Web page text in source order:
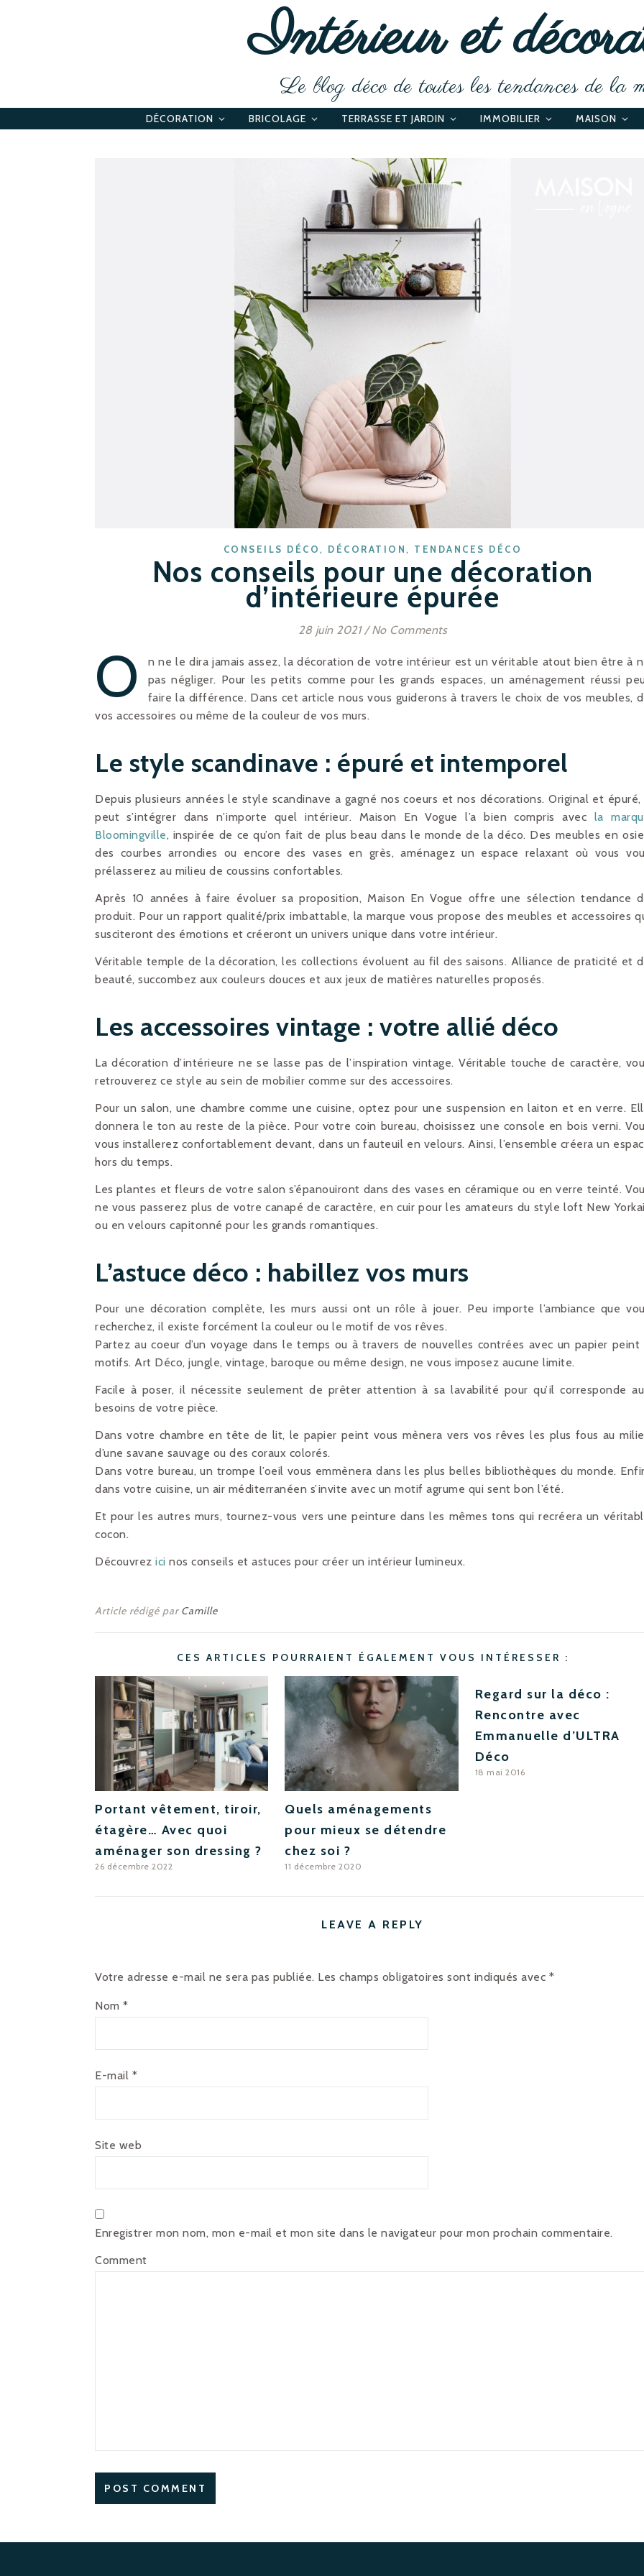
Intérieur et
Le blog déco de toutes les tendances de la
DÉCORATION BRICOLAGE TERRASSE ET JARDIN IMMOBILIER MAISON
CONSEILS DÉCO, DÉCORATION, TENDANCES DÉCO
Nos conseils pour une décoration
d’intérieure épurée
28 juin 2021 / No Comments
O
n ne le dira jamais assez, la décoration de votre intérieur est un véritable atout bien être à
pas négliger. Pour les petits comme pour les grands espaces, un aménagement réussi
faire la différence. Dans cet article nous vous guiderons à travers le choix de vos meubles,
vos accessoires ou même de la couleur de vos murs.
Le style scandinave : épuré et intemporel
Depuis plusieurs années le style scandinave a gagné nos coeurs et nos décorations. Original et
peut s’intégrer dans n’importe quel intérieur. Maison En Vogue l’a bien compris avec la
Bloomingville, inspirée de ce qu’on fait de plus beau dans le monde de la déco. Des meubles en
des courbes arrondies ou encore des vases en grès, aménagez un espace relaxant où vous
prélasserez au milieu de coussins confortables.
Après 10 années à faire évoluer sa proposition, Maison En Vogue offre une sélection tendance
produit. Pour un rapport qualité/prix imbattable, la marque vous propose des meubles et accessoires
susciteront des émotions et créeront un univers unique dans votre intérieur.
Véritable temple de la décoration, les collections évoluent au fil des saisons. Alliance de praticité et
beauté, succombez aux couleurs douces et aux jeux de matières naturelles proposés.
Les accessoires vintage : votre allié déco
La décoration d’intérieure ne se lasse pas de l’inspiration vintage. Véritable touche de caractère,
retrouverez ce style au sein de mobilier comme sur des accessoires.
Pour un salon, une chambre comme une cuisine, optez pour une suspension en laiton et en verre.
donnera le ton au reste de la pièce. Pour votre coin bureau, choisissez une console en bois verni.
vous installerez confortablement devant, dans un fauteuil en velours. Ainsi, l’ensemble créera un
hors du temps.
Les plantes et fleurs de votre salon s’épanouiront dans des vases en céramique ou en verre teinté.
ne vous passerez plus de votre canapé de caractère, en cuir pour les amateurs du style loft New
ou en velours capitonné pour les grands romantiques.
L’astuce déco : habillez vos murs
Pour une décoration complète, les murs aussi ont un rôle à jouer. Peu importe l’ambiance que
recherchez, il existe forcément la couleur ou le motif de vos rêves.
Partez au coeur d’un voyage dans le temps ou à travers de nouvelles contrées avec un papier peint
motifs. Art Déco, jungle, vintage, baroque ou même design, ne vous imposez aucune limite.
Facile à poser, il nécessite seulement de prêter attention à sa lavabilité pour qu’il corresponde
besoins de votre pièce.
Dans votre chambre en tête de lit, le papier peint vous mènera vers vos rêves les plus fous au
d’une savane sauvage ou des coraux colorés.
Dans votre bureau, un trompe l’oeil vous emmènera dans les plus belles bibliothèques du monde.
dans votre cuisine, un air méditerranéen s’invite avec un motif agrume qui sent bon l’été.
Et pour les autres murs, tournez-vous vers une peinture dans les mêmes tons qui recréera un
cocon.
Découvrez ici nos conseils et astuces pour créer un intérieur lumineux.
Article rédigé par Camille
CES ARTICLES POURRAIENT ÉGALEMENT VOUS INTÉRESSER :
Portant vêtement, tiroir,
étagère… Avec quoi
aménager son dressing ?
26 décembre 2022
Quels aménagements
pour mieux se détendre
chez soi ?
11 décembre 2020
Regard sur la déco :
Rencontre avec
Emmanuelle d’ULTRA
Déco
18 mai 2016
LEAVE A REPLY
Votre adresse e-mail ne sera pas publiée. Les champs obligatoires sont indiqués avec *
Nom *
E-mail *
Site web
Enregistrer mon nom, mon e-mail et mon site dans le navigateur pour mon prochain commentaire.
Comment